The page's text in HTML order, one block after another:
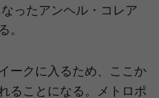
ったアンヘル・コレア
。
ークに入るため、ここか
ることになる。
メトロポ